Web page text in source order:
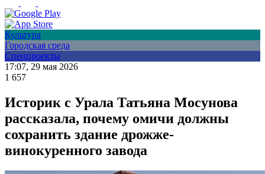
Культура
Городская среда
Спецпроекты
17:07, 29 мая 2026
1 657
Историк с Урала Татьяна Мосунова
рассказала, почему омичи должны
сохранить здание дрожже-
винокуренного завода